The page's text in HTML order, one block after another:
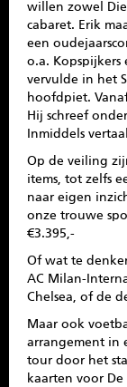
willen zowel
cabaret. Erik
een
o.a. Kopspijkers
vervulde in het
hoofdpiet.
Hij schreef
Inmiddels
Op de veiling
items, tot zelfs
naar eigen
onze trouwe
€3.395,-
Of wat te
AC Milan-
Chelsea, of de
Maar ook
arrangement in
tour door het
kaarten voor De